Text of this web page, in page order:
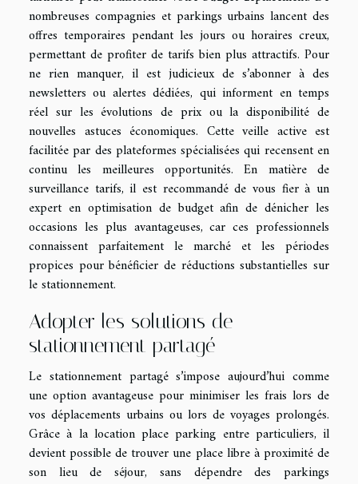
nombreuses compagnies et parkings urbains lancent des
offres temporaires pendant les jours ou horaires creux,
permettant de profiter de tarifs bien plus attractifs. Pour
ne rien manquer, il est judicieux de s’abonner à des
newsletters ou alertes dédiées, qui informent en temps
réel sur les évolutions de prix ou la disponibilité de
nouvelles astuces économiques. Cette veille active est
facilitée par des plateformes spécialisées qui recensent en
continu les meilleures opportunités. En matière de
surveillance tarifs, il est recommandé de vous fier à un
expert en optimisation de budget afin de dénicher les
occasions les plus avantageuses, car ces professionnels
connaissent parfaitement le marché et les périodes
propices pour bénéficier de réductions substantielles sur
le stationnement.
Adopter les solutions de
stationnement partagé
Le stationnement partagé s’impose aujourd’hui comme
une option avantageuse pour minimiser les frais lors de
vos déplacements urbains ou lors de voyages prolongés.
Grâce à la location place parking entre particuliers, il
devient possible de trouver une place libre à proximité de
son lieu de séjour, sans dépendre des parkings